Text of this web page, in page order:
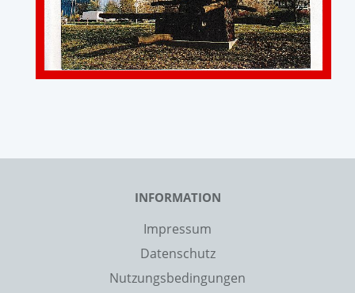
INFORMATION
Impressum
Datenschutz
Nutzungsbedingungen